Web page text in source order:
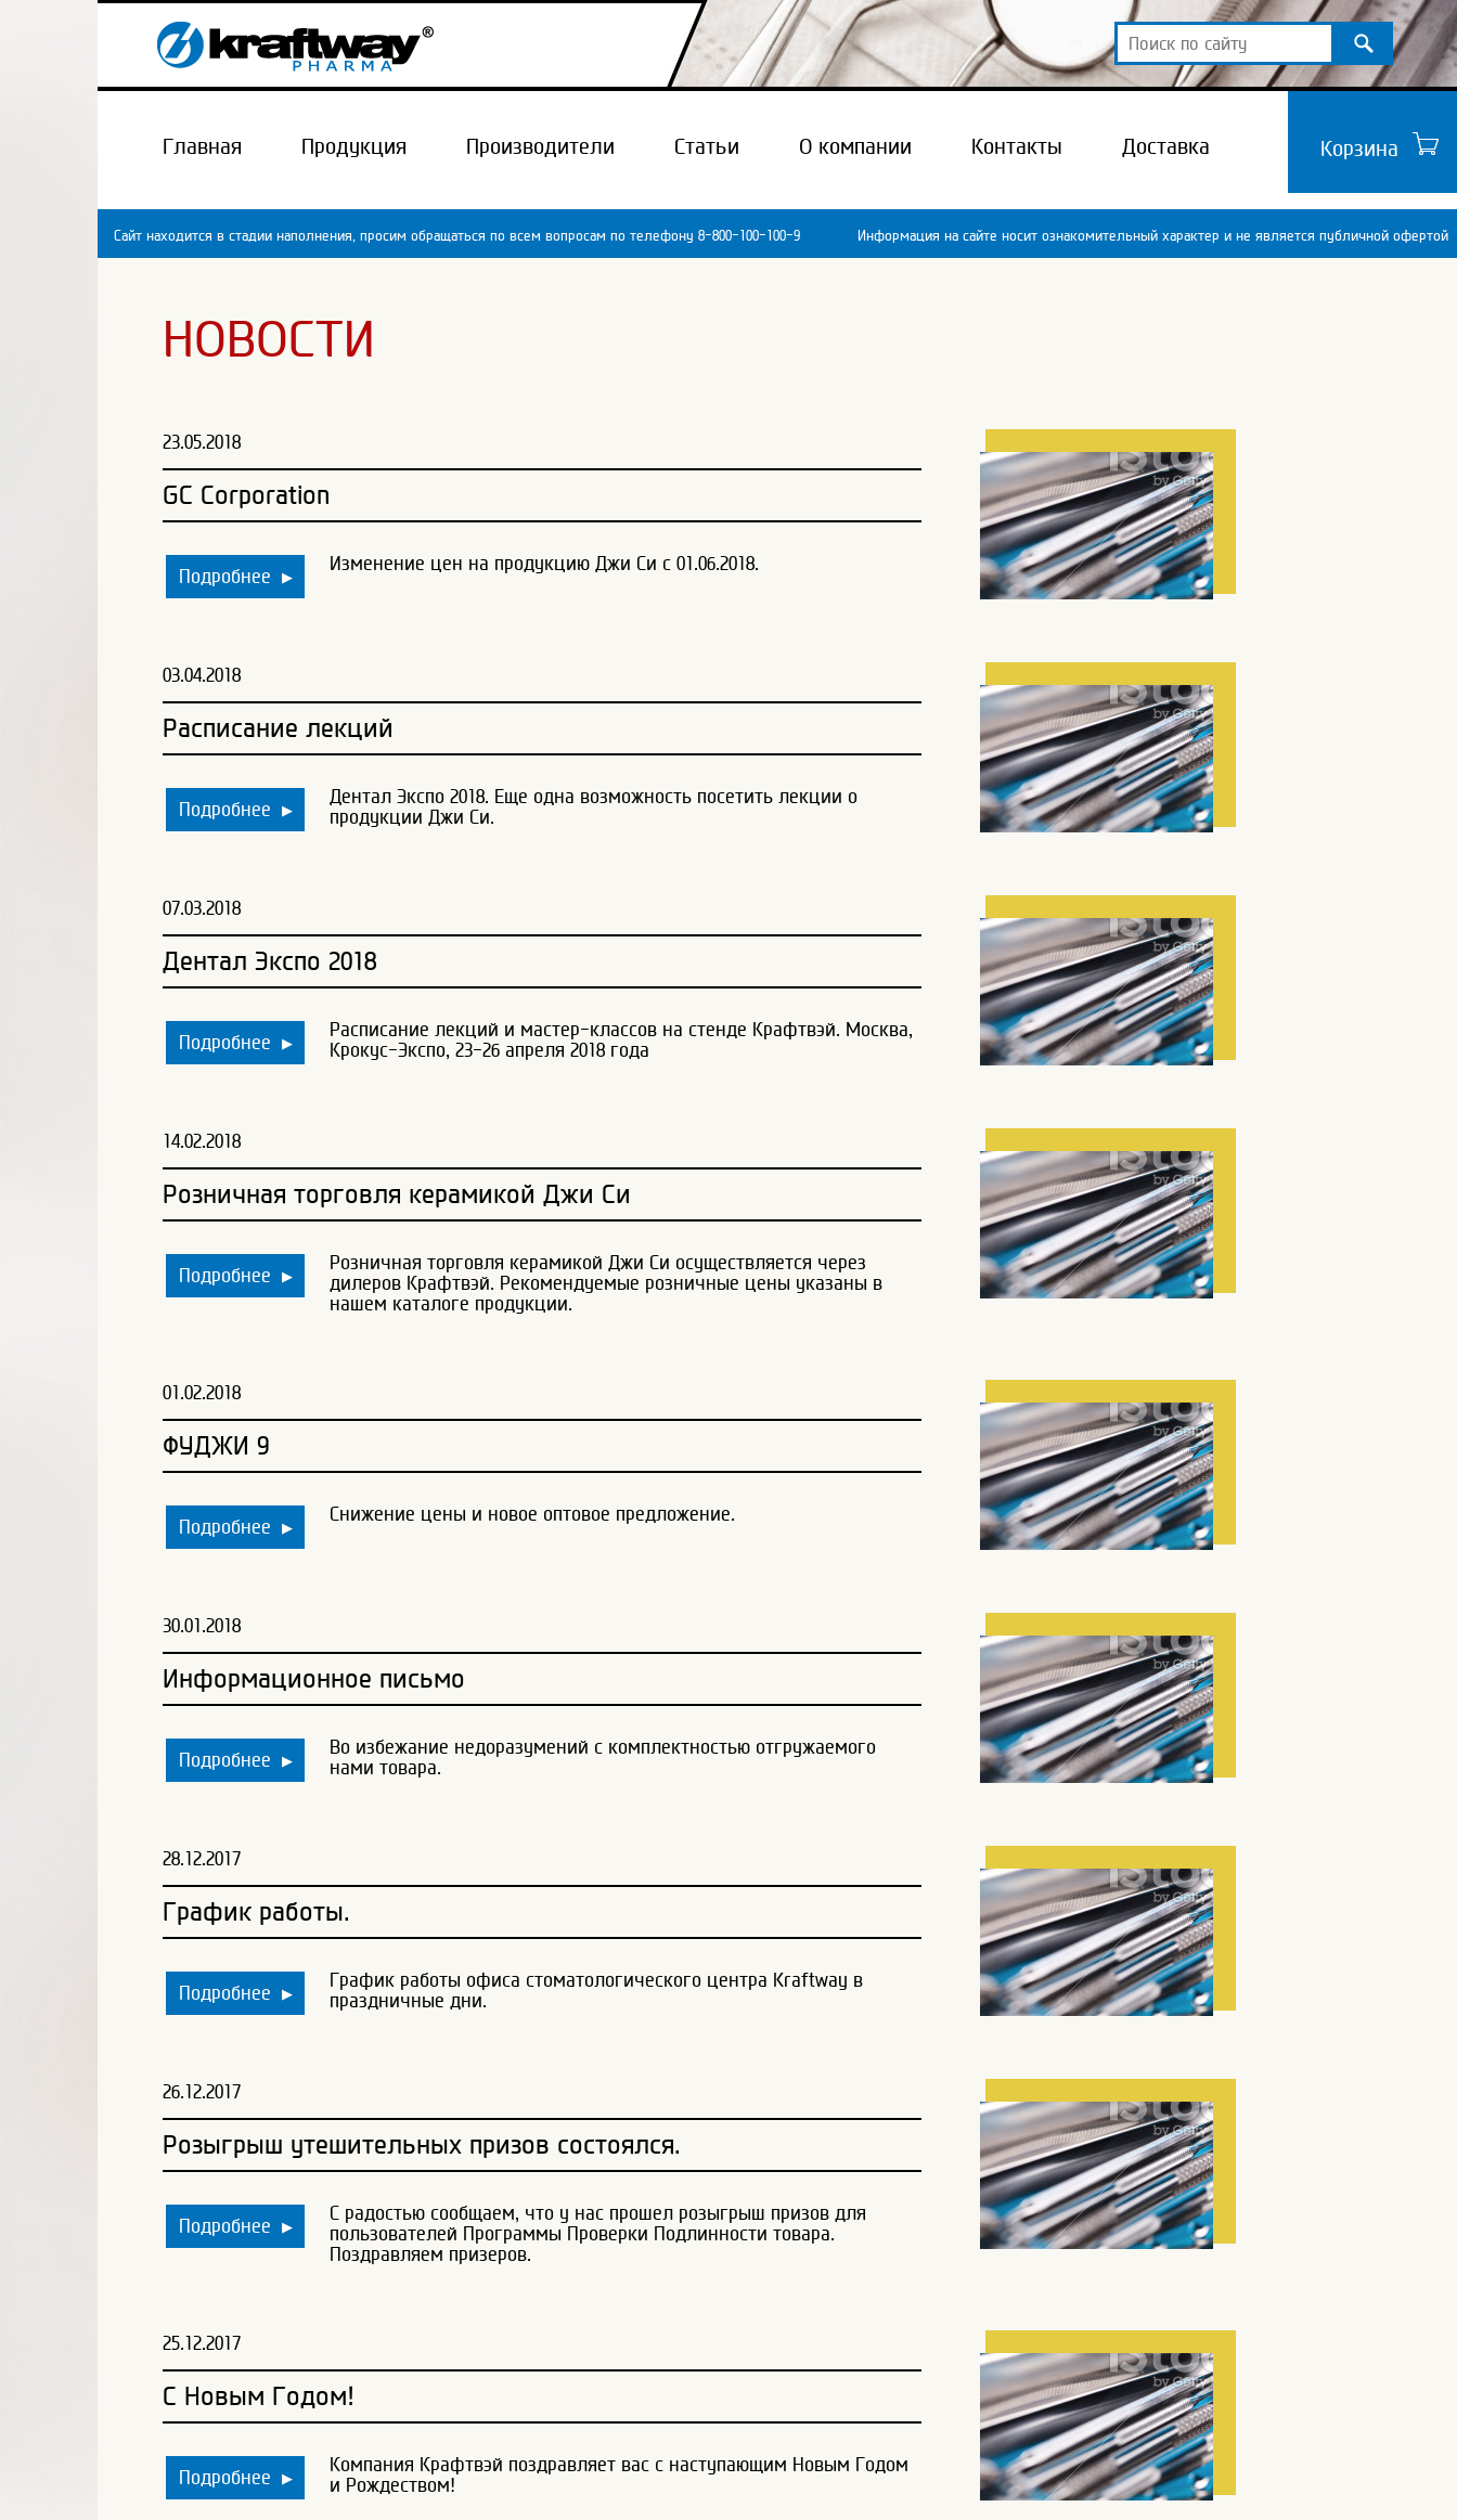
Главная Продукция Производители Статьи О компании Контакты Доставка Корзина
Сайт находится в стадии наполнения, просим обращаться по всем вопросам по телефону 8-800-100-100-9 Информация на сайте носит ознакомительный характер и не является публичной офертой
НОВОСТИ
23.05.2018
GC Corporation
Подробнее ▶
Изменение цен на продукцию Джи Си с 01.06.2018.
03.04.2018
Расписание лекций
Подробнее ▶
Дентал Экспо 2018. Еще одна возможность посетить лекции о
продукции Джи Си.
07.03.2018
Дентал Экспо 2018
Подробнее ▶
Расписание лекций и мастер-классов на стенде Крафтвэй. Москва,
Крокус-Экспо, 23-26 апреля 2018 года
14.02.2018
Розничная торговля керамикой Джи Си
Подробнее ▶
Розничная торговля керамикой Джи Си осуществляется через
дилеров Крафтвэй. Рекомендуемые розничные цены указаны в
нашем каталоге продукции.
01.02.2018
ФУДЖИ 9
Подробнее ▶
Снижение цены и новое оптовое предложение.
30.01.2018
Информационное письмо
Подробнее ▶
Во избежание недоразумений с комплектностью отгружаемого
нами товара.
28.12.2017
График работы.
Подробнее ▶
График работы офиса стоматологического центра Kraftway в
праздничные дни.
26.12.2017
Розыгрыш утешительных призов состоялся.
Подробнее ▶
С радостью сообщаем, что у нас прошел розыгрыш призов для
пользователей Программы Проверки Подлинности товара.
Поздравляем призеров.
25.12.2017
С Новым Годом!
Подробнее ▶
Компания Крафтвэй поздравляет вас с наступающим Новым Годом
и Рождеством!